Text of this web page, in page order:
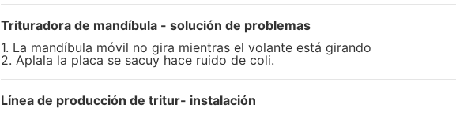
Trituradora de mandíbula - solución de problemas
1. La mandíbula móvil no gira mientras el volante está girando
2. Aplala la placa se sacuy hace ruido de coli.
Línea de producción de tritur- instalación